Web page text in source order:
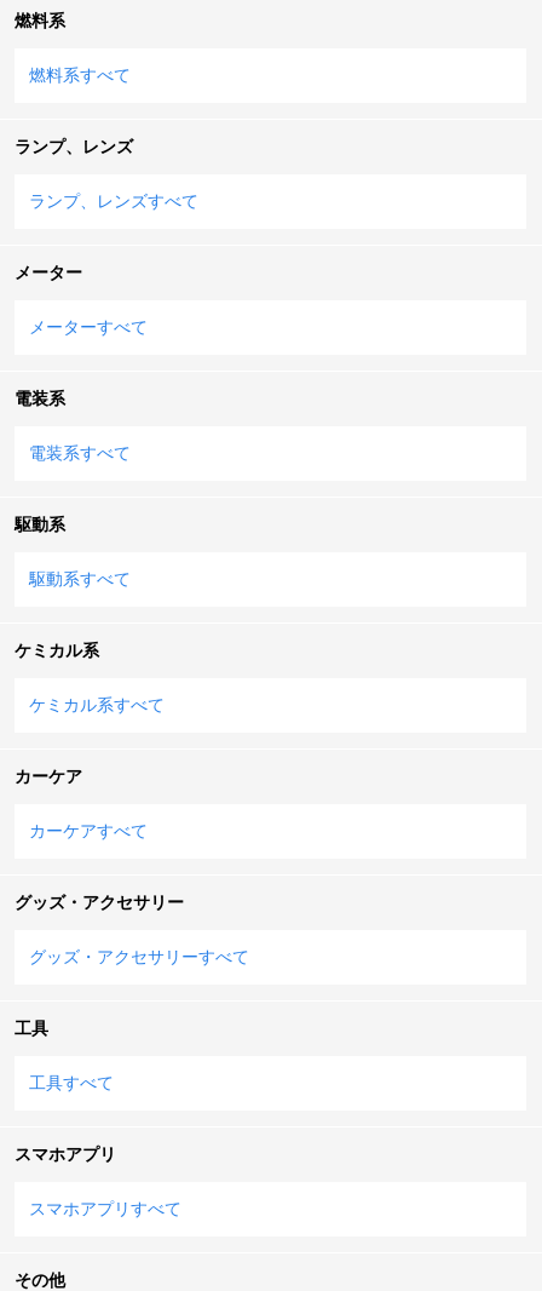
燃料系
燃料系すべて
ランプ、レンズ
ランプ、レンズすべて
メーター
メーターすべて
電装系
電装系すべて
駆動系
駆動系すべて
ケミカル系
ケミカル系すべて
カーケア
カーケアすべて
グッズ・アクセサリー
グッズ・アクセサリーすべて
工具
工具すべて
スマホアプリ
スマホアプリすべて
その他